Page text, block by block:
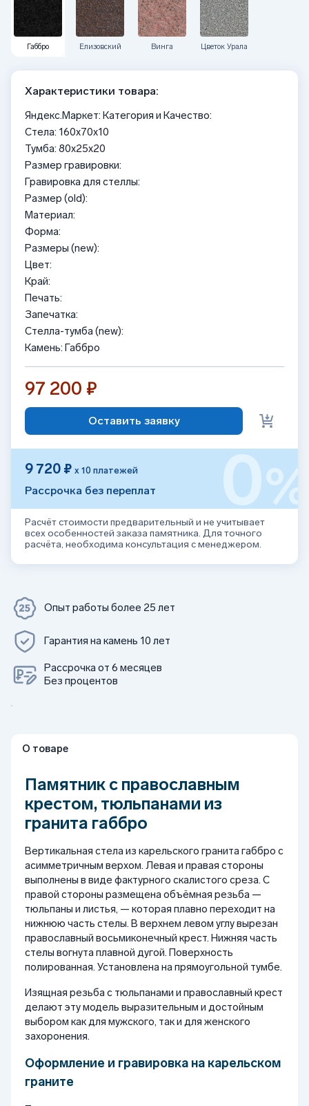
Габбро Елизовский Винга Цветок Урала
Характеристики товара:
Яндекс.Маркет: Категория и Качество:
Стела: 160x70x10
Тумба: 80x25x20
Размер гравировки:
Гравировка для стеллы:
Размер (old):
Материал:
Форма:
Размеры (new):
Цвет:
Край:
Печать:
Запечатка:
Стелла-тумба (new):
Камень: Габбро
97 200 ₽
Оставить заявку
9 720 ₽ х 10 платежей
Рассрочка без переплат 0%
Расчёт стоимости предварительный и не учитывает
всех особенностей заказа памятника. Для точного
расчёта, необходима консультация с менеджером.
Опыт работы более 25 лет
Гарантия на камень 10 лет
Рассрочка от 6 месяцев
Без процентов
О товаре
Памятник с православным
крестом, тюльпанами из
гранита габбро
Вертикальная стела из карельского гранита габбро с
асимметричным верхом. Левая и правая стороны
выполнены в виде фактурного скалистого среза. С
правой стороны размещена объёмная резьба —
тюльпаны и листья, — которая плавно переходит на
нижнюю часть стелы. В верхнем левом углу вырезан
православный восьмиконечный крест. Нижняя часть
стелы вогнута плавной дугой. Поверхность
полированная. Установлена на прямоугольной тумбе.
Изящная резьба с тюльпанами и православный крест
делают эту модель выразительным и достойным
выбором как для мужского, так и для женского
захоронения.
Оформление и гравировка на карельском
граните